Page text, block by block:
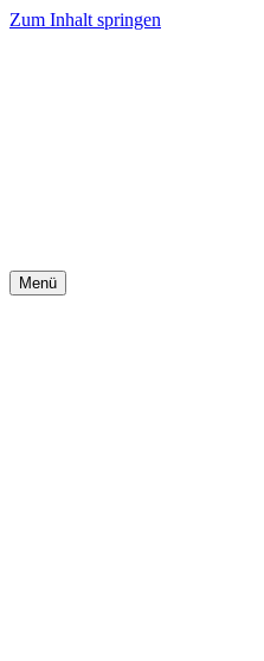
Zum Inhalt springen
Menü